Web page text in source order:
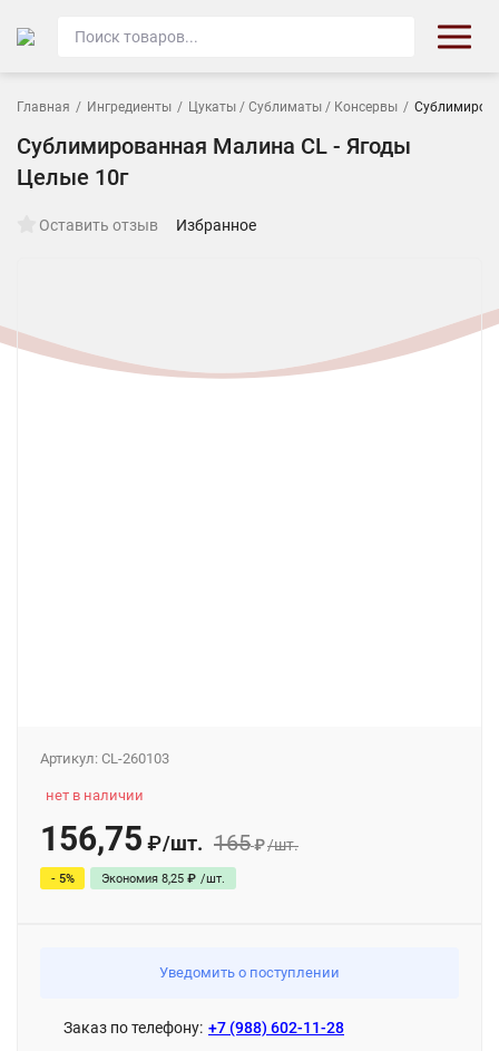
Главная / Ингредиенты / Цукаты / Сублиматы / Консервы /
Сублимированная Малина CL - Ягоды
Целые 10г
Оставить отзыв Избранное
Артикул: CL-260103
нет в наличии
156,75 ₽/шт. 165₽/шт.
- 5% Экономия 8,25 ₽ /шт.
Уведомить о поступлении
Заказ по телефону: +7 (988) 602-11-28